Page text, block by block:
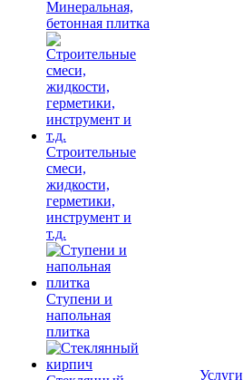
Минеральная,
бетонная плитка
Строительные
смеси,
жидкости,
герметики,
инструмент и
т.д.
Ступени и
напольная
плитка
Услуги